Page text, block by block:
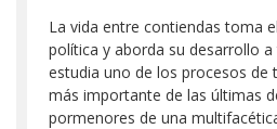
La vida entre contiendas toma
política y aborda su desarrollo
estudia uno de los procesos de
más importante de las últimas
pormenores de una